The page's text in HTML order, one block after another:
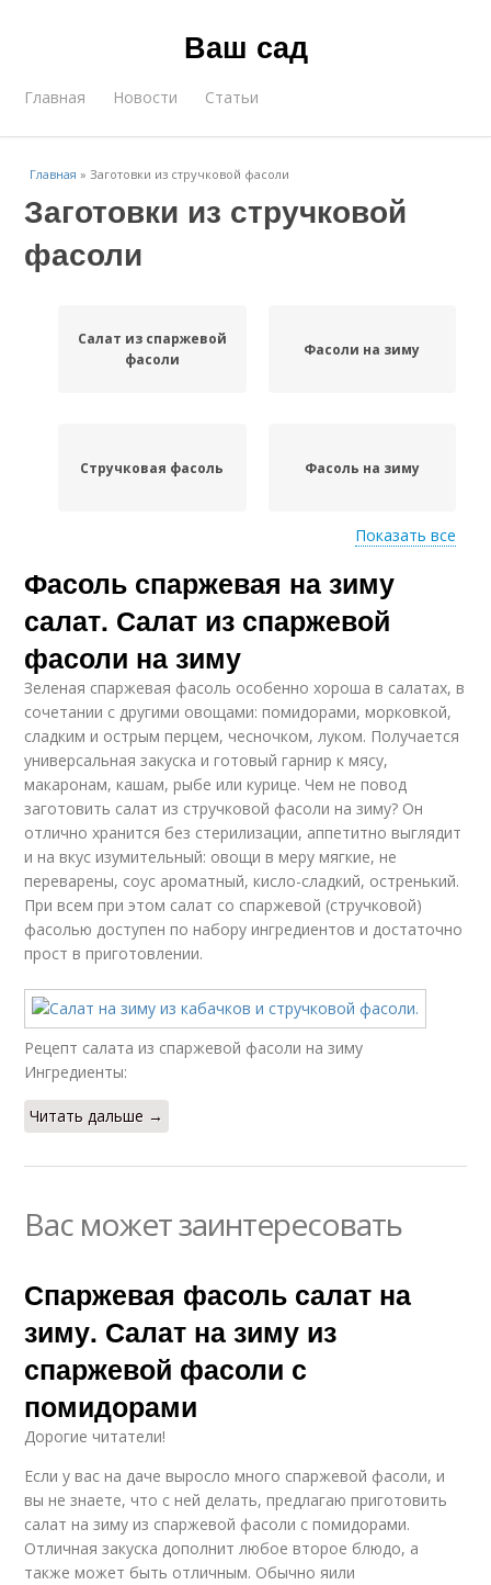
Ваш сад
Главная Новости Статьи
Главная »Заготовки из стручковой фасоли
Заготовки из стручковой
фасоли
Салат из спаржевой
фасоли
Фасоли на зиму
Стручковая фасоль Фасоль на зиму
Вкусные заготовки стручковая фасоль
Фасоль в томатном
соусе
Ассорти со спаржевой
фасолью
Консервированная
фасоль
Фасоль с аспирином
Спаржевая фасоль Фасоль с томатами
Показать все
Фасоль спаржевая на зиму
салат. Салат из спаржевой
фасоли на зиму
Зеленая спаржевая фасоль особенно хороша в салатах, в
сочетании с другими овощами: помидорами, морковкой,
сладким и острым перцем, чесночком, луком. Получается
универсальная закуска и готовый гарнир к мясу,
макаронам, кашам, рыбе или курице. Чем не повод
заготовить салат из стручковой фасоли на зиму? Он
отлично хранится без стерилизации, аппетитно выглядит
и на вкус изумительный: овощи в меру мягкие, не
переварены, соус ароматный, кисло-сладкий, остренький.
При всем при этом салат со спаржевой (стручковой)
фасолью доступен по набору ингредиентов и достаточно
прост в приготовлении.
Рецепт салата из спаржевой фасоли на зиму
Ингредиенты:
Читать дальше →
Вас может заинтересовать
Спаржевая фасоль салат на
зиму. Салат на зиму из
спаржевой фасоли с
помидорами
Дорогие читатели!
Если у вас на даче выросло много спаржевой фасоли, и
вы не знаете, что с ней делать, предлагаю приготовить
салат на зиму из спаржевой фасоли с помидорами.
Отличная закуска дополнит любое второе блюдо, а
также может быть отличным. Обычно яили